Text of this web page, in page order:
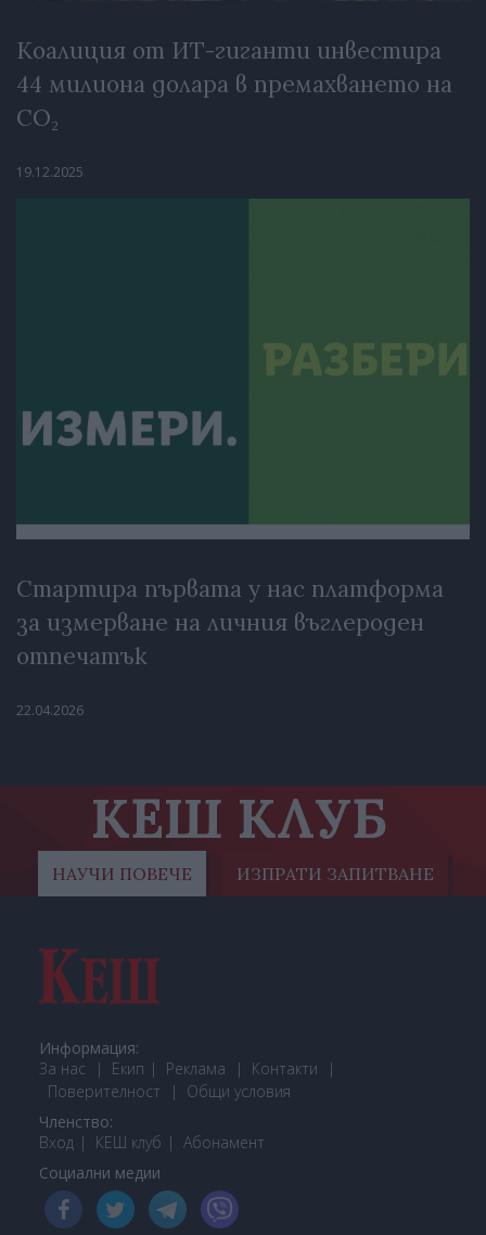
Коалиция от ИТ-гиганти инвестира
44 милиона долара в премахването на
CO₂
19.12.2025
Стартира първата у нас платформа
за измерване на личния въглероден
отпечатък
22.04.2026
КЕШ КЛУБ
НАУЧИ ПОВЕЧЕ ИЗПРАТИ ЗАПИТВАНЕ
Информация:
За нас
Екип Реклама
Контакти
Поверителност
Общи условия
Членство:
Вход
КЕШ клуб Абонамент
Социални медии